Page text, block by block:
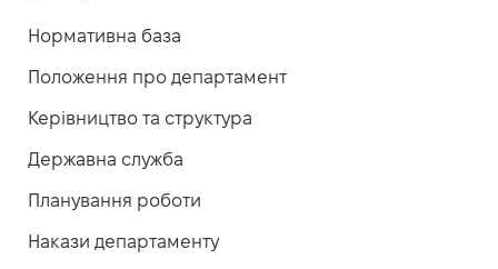
Нормативна база
Положення про департамент
Керівництво та структура
Державна служба
Планування роботи
Накази департаменту